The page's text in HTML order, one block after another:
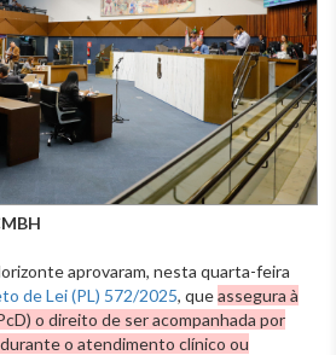
aprovaram, nesta quarta-feira
de Lei (PL) 572/2025, queassegura à
o direito de ser acompanhada por
o atendimento clínico ou